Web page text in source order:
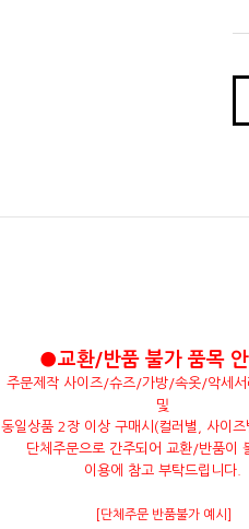
●교환/반품 불가 품목
주문제작 사이즈/슈즈/가방/속옷/악세
및
동일상품 2장 이상 구매시(컬러별, 사이
단체주문으로 간주되어 교환/반품이
이용에 참고 부탁드립니다.
[단체주문 반품불가 예시]